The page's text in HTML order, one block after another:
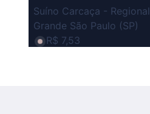
Suíno Carcaça - Regional
Grande São Paulo (SP)
R$ 7,53